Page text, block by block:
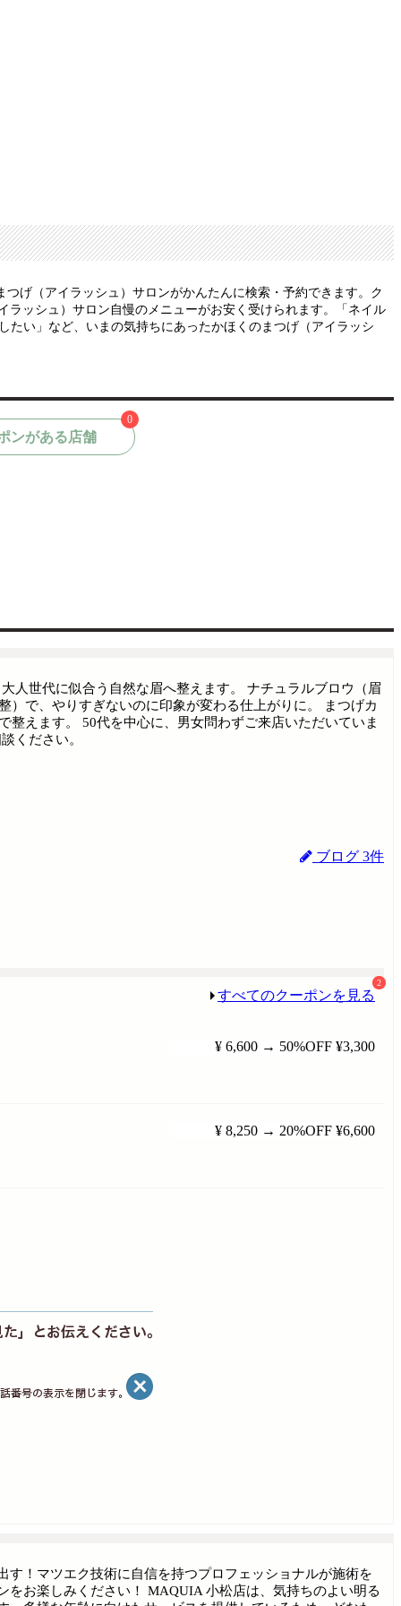
げ（アイラッシュ）サロンがかんたんに検索・予約できます。ク
ッシュ）サロン自慢のメニューがお安く受けられます。「ネイル
い」など、いまの気持ちにあったかほくのまつげ（アイラッシ
ンがある店舗
0
ブログ 3件
人世代に似合う自然な眉へ整えます。 ナチュラルブロウ（眉
）で、やりすぎないのに印象が変わる仕上がりに。 まつげカ
えます。 50代を中心に、男女問わずご来店いただいていま
ください。
すべてのクーポンを見る
2
¥ 6,600 → 50%OFF ¥3,300
¥ 8,250 → 20%OFF ¥6,600
！マツエク技術に自信を持つプロフェッショナルが施術を
お楽しみください！ MAQUIA 小松店は、気持ちのよい明る